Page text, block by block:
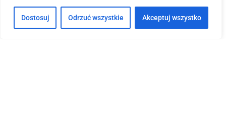
Dostosuj Odrzuć wszystkie Akceptuj wszystko
+48 665 246 969